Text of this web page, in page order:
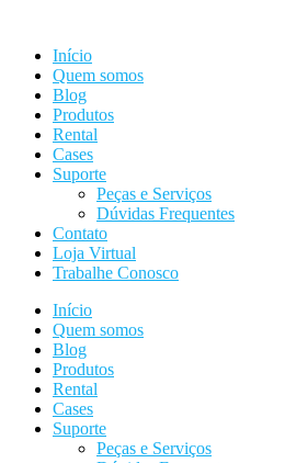
conteúdo
Início
Quem somos
Blog
Produtos
Rental
Cases
Suporte
Peças e Serviços
Dúvidas Frequentes
Contato
Loja Virtual
Trabalhe Conosco
Início
Quem somos
Blog
Produtos
Rental
Cases
Suporte
Peças e Serviços